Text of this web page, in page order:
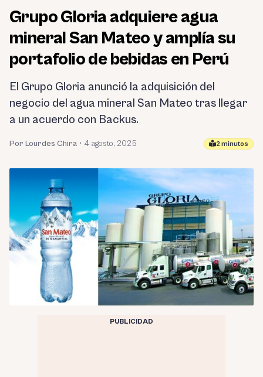
Grupo Gloria adquiere agua
mineral San Mateo y amplía su
portafolio de bebidas en Perú
El Grupo Gloria anunció la adquisición del
negocio del agua mineral San Mateo tras llegar
a un acuerdo con Backus.
Por Lourdes Chira • 4 agosto, 2025 2 minutos
PUBLICIDAD